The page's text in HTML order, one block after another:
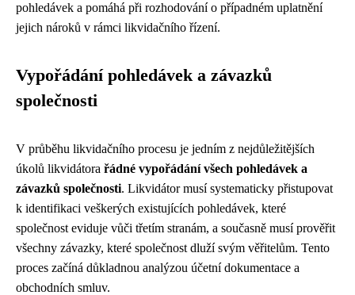
pohledávek a pomáhá při rozhodování o případném uplatnění
jejich nároků v rámci likvidačního řízení.
Vypořádání pohledávek a závazků
společnosti
V průběhu likvidačního procesu je jedním z nejdůležitějších
úkolů likvidátora řádné vypořádání všech pohledávek a
závazků společnosti. Likvidátor musí systematicky přistupovat
k identifikaci veškerých existujících pohledávek, které
společnost eviduje vůči třetím stranám, a současně musí prověřit
všechny závazky, které společnost dluží svým věřitelům. Tento
proces začíná důkladnou analýzou účetní dokumentace a
obchodních smluv.